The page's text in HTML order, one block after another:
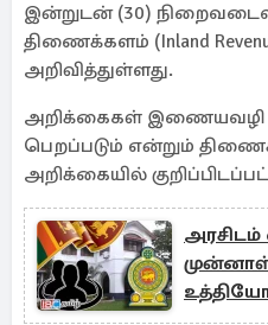
இன்றுடன் (30)
திணைக்களம் (Inland
அறிவித்துள்ளது.
அறிக்கைகள் இணையவழி
பெறப்படும் என்றும்
அறிக்கையில்